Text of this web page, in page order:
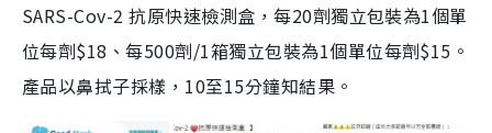
SARS-Cov-2 抗原快速檢測盒，每20劑獨立包裝為1個單
位每劑$18、每500劑/1箱獨立包裝為1個單位每劑$15。
產品以鼻拭子採樣，10至15分鐘知結果。